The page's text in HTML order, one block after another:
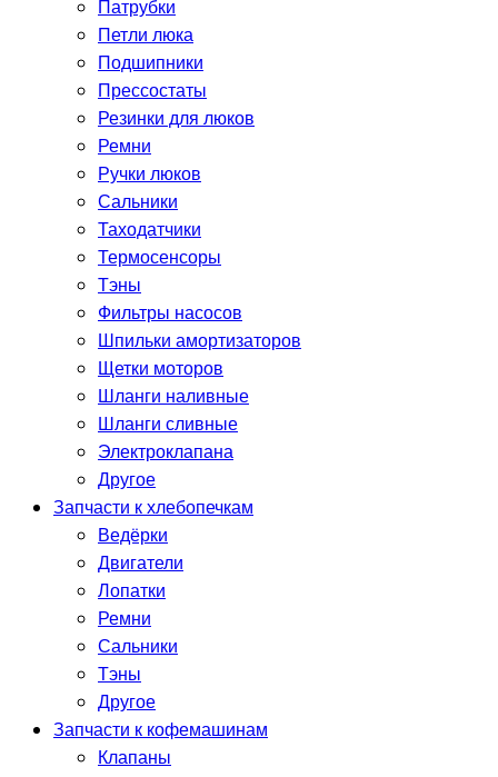
Патрубки
Петли люка
Подшипники
Прессостаты
Резинки для люков
Ремни
Ручки люков
Сальники
Таходатчики
Термосенсоры
Тэны
Фильтры насосов
Шпильки амортизаторов
Щетки моторов
Шланги наливные
Шланги сливные
Электроклапана
Другое
Запчасти к хлебопечкам
Ведёрки
Двигатели
Лопатки
Ремни
Сальники
Тэны
Другое
Запчасти к кофемашинам
Клапаны